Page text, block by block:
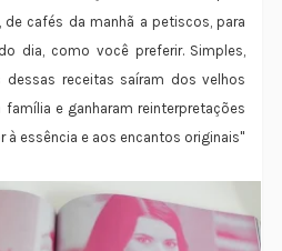
cafés da manhã a petiscos, para
dia, como você preferir. Simples,
receitas saíram dos velhos
família e ganharam reinterpretações
à essência e aos encantos originais"